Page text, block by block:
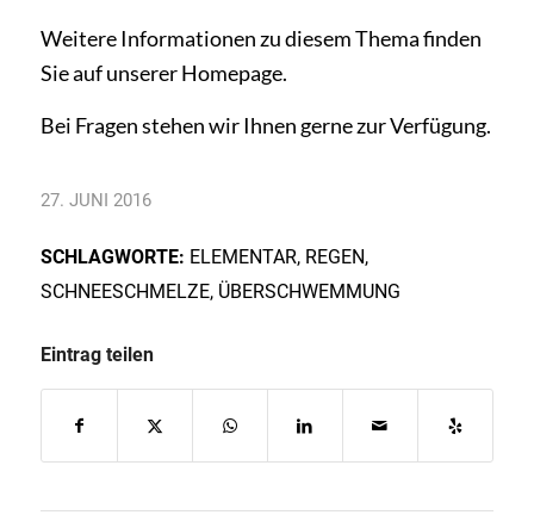
Weitere Informationen zu diesem Thema finden
Sie auf unserer Homepage.
Bei Fragen stehen wir Ihnen gerne zur Verfü­gung.
27. JUNI 2016
SCHLAGWORTE: ELEMENTAR, REGEN,
SCHNEESCHMELZE, ÜBERSCHWEMMUNG
Eintrag teilen